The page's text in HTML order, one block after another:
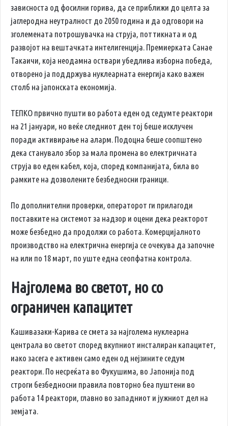
зависноста од фосилни горива, да се приближи до целта за
јаглеродна неутралност до 2050 година и да одговори на
зголемената потрошувачка на струја, поттикната и од
развојот на вештачката интелигенција. Премиерката Санае
Такаичи, која неодамна оствари убедлива изборна победа,
отворено ја поддржува нуклеарната енергија како важен
столб на јапонската економија.
ТЕПКО првично пушти во работа еден од седумте реактори
на 21 јануари, но веќе следниот ден тој беше исклучен
поради активирање на аларм. Подоцна беше соопштено
дека станувало збор за мала промена во електричната
струја во еден кабел, која, според компанијата, била во
рамките на дозволените безбедносни граници.
По дополнителни проверки, операторот ги прилагоди
поставките на системот за надзор и оцени дека реакторот
може безбедно да продолжи со работа. Комерцијалното
производство на електрична енергија се очекува да започне
на или по 18 март, по уште една сеопфатна контрола.
Најголема во светот, но со
ограничен капацитет
Кашивазаки-Карива се смета за најголема нуклеарна
централа во светот според вкупниот инсталиран капацитет,
иако засега е активен само еден од нејзините седум
реактори. По несреќата во Фукушима, во Јапонија под
строги безбедносни правила повторно беа пуштени во
работа 14 реактори, главно во западниот и јужниот дел на
земјата.